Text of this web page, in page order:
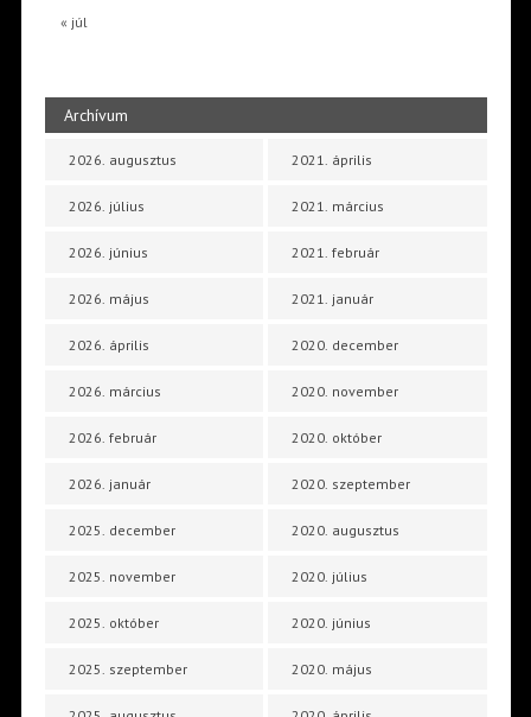
« júl
Archívum
2026. augusztus
2026. július
2026. június
2026. május
2026. április
2026. március
2026. február
2026. január
2025. december
2025. november
2025. október
2025. szeptember
2021. április
2021. március
2021. február
2021. január
2020. december
2020. november
2020. október
2020. szeptember
2020. augusztus
2020. július
2020. június
2020. május